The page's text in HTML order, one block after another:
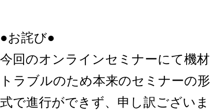
●お詫び●
今回のオンラインセミナーにて機材
トラブルのため本来のセミナーの形
式で進行ができず、申し訳ございま